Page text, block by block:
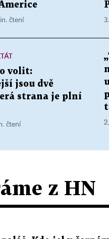
čtení
volit:
jsou dvě
strana je plní
čtení
z HN